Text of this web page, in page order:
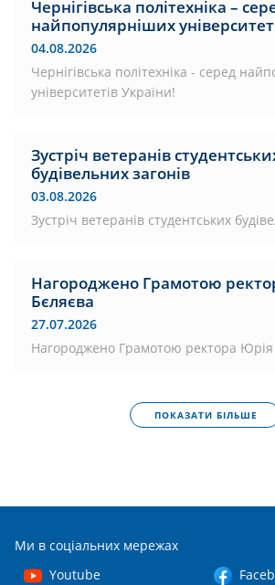
Чернігівська політехніка –
найпопулярніших
04.08.2026
Чернігівська політехніка - серед
університетів України!
Зустріч ветеранів
будівельних загонів
03.08.2026
Зустріч ветеранів студентських
Нагороджено Грамотою
Бєляєва
27.07.2026
Нагороджено Грамотою ректора Юрія
ПОКАЗАТИ БІЛЬШЕ
Ми в соціальних мережах
Youtube